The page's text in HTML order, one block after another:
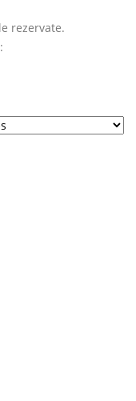
rezervate.